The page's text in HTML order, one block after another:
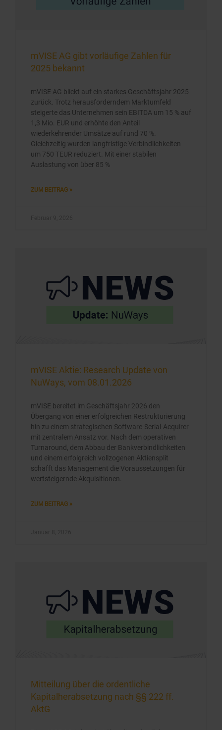
mVISE AG gibt vorläufige Zahlen für
2025 bekannt
mVISE AG blickt auf ein starkes Geschäftsjahr 2025
zurück. Trotz herausforderndem Marktumfeld
steigerte das Unternehmen sein EBITDA um 15 % auf
1,3 Mio. EUR und erhöhte den Anteil
wiederkehrender Umsätze auf rund 70 %.
Gleichzeitig wurden langfristige Verbindlichkeiten
um 750 TEUR reduziert. Mit einer stabilen
Auslastung von über 85 %
ZUM BEITRAG »
mVISE Aktie: Research Update von
NuWays, vom 08.01.2026
mVISE bereitet im Geschäftsjahr 2026 den
Übergang von einer erfolgreichen Restrukturierung
hin zu einem strategischen Software-Serial-Acquirer
mit zentralem Ansatz vor. Nach dem operativen
Turnaround, dem Abbau der Bankverbindlichkeiten
und einem erfolgreich vollzogenen Aktiensplit
schafft das Management die Voraussetzungen für
wertsteigernde Akquisitionen.
ZUM BEITRAG »
Mitteilung über die ordentliche
Kapitalherabsetzung nach §§ 222 ff.
AktG